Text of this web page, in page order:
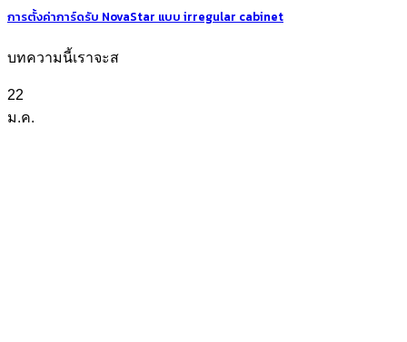
การตั้งค่าการ์ดรับ NovaStar แบบ irregular cabinet
บทความนี้เราจะส
22
ม.ค.